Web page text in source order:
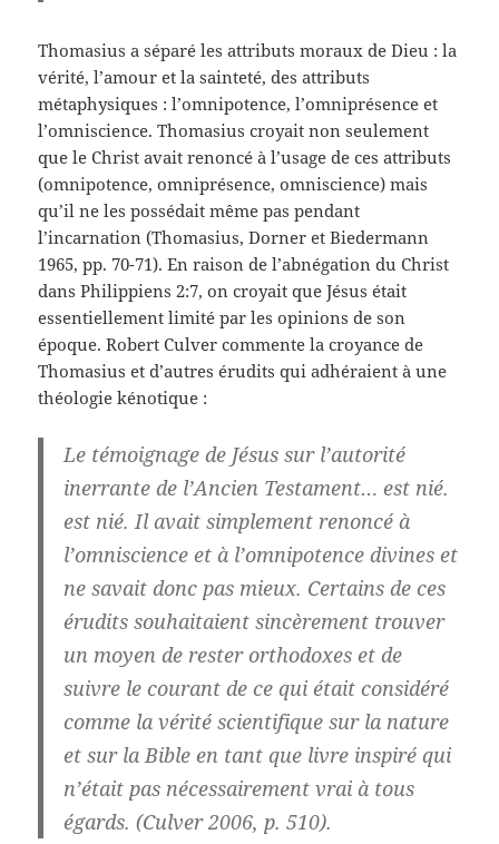
Thomasius a séparé les attributs moraux de Dieu : la
vérité, l’amour et la sainteté, des attributs
métaphysiques : l’omnipotence, l’omniprésence et
l’omniscience. Thomasius croyait non seulement
que le Christ avait renoncé à l’usage de ces attributs
(omnipotence, omniprésence, omniscience) mais
qu’il ne les possédait même pas pendant
l’incarnation (Thomasius, Dorner et Biedermann
1965, pp. 70-71). En raison de l’abnégation du Christ
dans Philippiens 2:7, on croyait que Jésus était
essentiellement limité par les opinions de son
époque. Robert Culver commente la croyance de
Thomasius et d’autres érudits qui adhéraient à une
théologie kénotique :
Le témoignage de Jésus sur l’autorité
inerrante de l’Ancien Testament… est nié.
est nié. Il avait simplement renoncé à
l’omniscience et à l’omnipotence divines et
ne savait donc pas mieux. Certains de ces
érudits souhaitaient sincèrement trouver
un moyen de rester orthodoxes et de
suivre le courant de ce qui était considéré
comme la vérité scientifique sur la nature
et sur la Bible en tant que livre inspiré qui
n’était pas nécessairement vrai à tous
égards. (Culver 2006, p. 510).